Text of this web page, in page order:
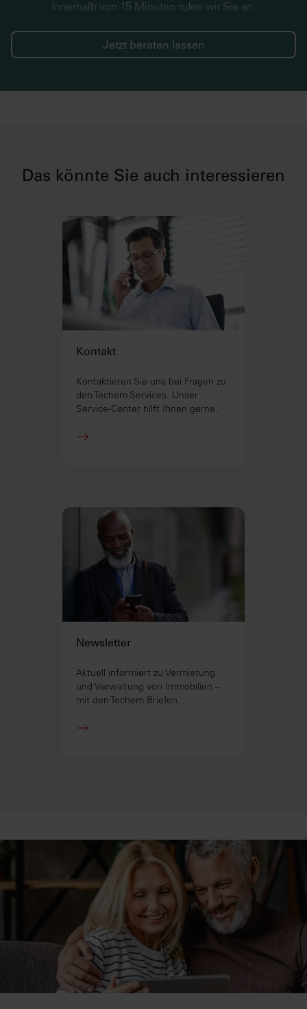
Innerhalb von 15 Minuten rufen wir Sie an.
Jetzt beraten lassen
Das könnte Sie auch interessieren
Kontakt
Kontaktieren Sie uns bei Fragen zu
den Techem Services. Unser
Service-Center hilft Ihnen gerne.
Newsletter
Aktuell informiert zu Vermietung
und Verwaltung von Immobilien –
mit den Techem Briefen.